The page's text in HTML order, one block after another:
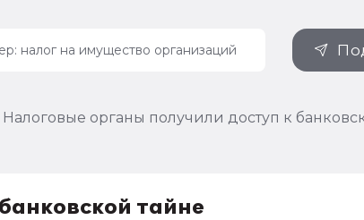
Налоговые органы получили доступ к
тайне